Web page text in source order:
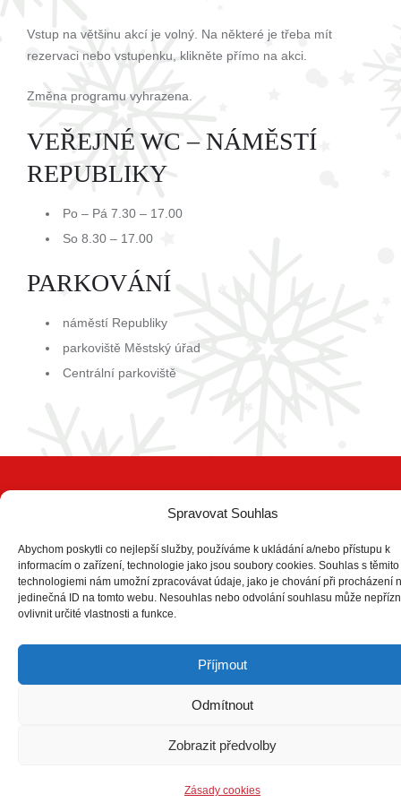
Spravovat Souhlas
Abychom poskytli co nejlepší služby, používáme k ukládání a/nebo přístupu k
informacím o zařízení, technologie jako jsou soubory cookies. Souhlas s těmito
technologiemi nám umožní zpracovávat údaje, jako je chování při procházení
jedinečná ID na tomto webu. Nesouhlas nebo odvolání souhlasu může
ovlivnit určité vlastnosti a funkce.
Příjmout
Odmítnout
Zobrazit předvolby
Zásady cookies
Vstup na většinu akcí je volný. Na některé je třeba mít
rezervaci nebo vstupenku, klikněte přímo na akci.
Změna programu vyhrazena.
VEŘEJNÉ WC – NÁMĚSTÍ
REPUBLIKY
Po – Pá 7.30 – 17.00
So 8.30 – 17.00
PARKOVÁNÍ
náměstí Republiky
parkoviště Městský úřad
Centrální parkoviště
COPYRIGHT © 2026ŽĎÁRSKÉ
VÁNOCE